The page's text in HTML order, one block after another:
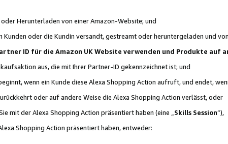
Herunterladen von einer Amazon-Website; und
oder die Kundin versandt, gestreamt oder heruntergeladen und
ID für die Amazon UK Website verwenden und Produkte auf
aus, die mit Ihrer Partner-ID gekennzeichnet ist; und
wenn ein Kunde diese Alexa Shopping Action aufruft, und endet,
oder auf andere Weise die Alexa Shopping Action verlässt, oder
der Alexa Shopping Action präsentiert haben (eine „ Skills Session“),
Shopping Action präsentiert haben, entweder: